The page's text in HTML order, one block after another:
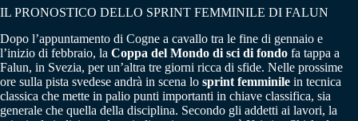
IL PRONOSTICO DELLO SPRINT FEMMINILE DI FALUN
Dopo l’appuntamento di Cogne a cavallo tra le fine di gennaio e
l’inizio di febbraio, la Coppa del Mondo di sci di fondo fa tappa a
Falun, in Svezia, per un’altra tre giorni ricca di sfide. Nelle prossime
ore sulla pista svedese andrà in scena lo sprint femminile in tecnica
classica che mette in palio punti importanti in chiave classifica, sia
generale che quella della disciplina. Secondo gli addetti ai lavori, la